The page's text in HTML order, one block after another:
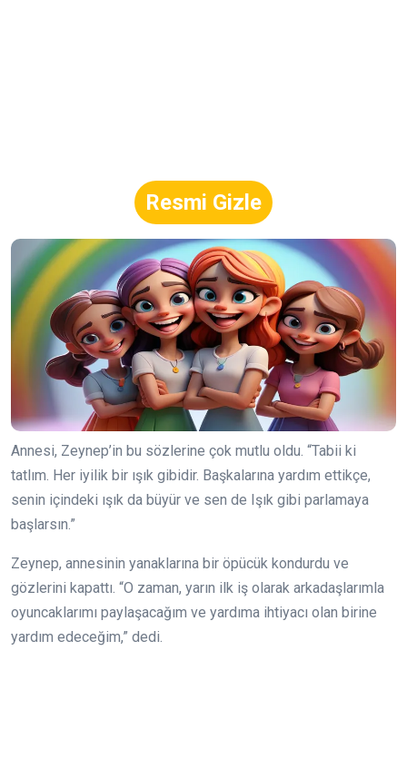
Resmi Gizle
Annesi, Zeynep’in bu sözlerine çok mutlu oldu. “Tabii ki
tatlım. Her iyilik bir ışık gibidir. Başkalarına yardım ettikçe,
senin içindeki ışık da büyür ve sen de Işık gibi parlamaya
başlarsın.”
Zeynep, annesinin yanaklarına bir öpücük kondurdu ve
gözlerini kapattı. “O zaman, yarın ilk iş olarak arkadaşlarımla
oyuncaklarımı paylaşacağım ve yardıma ihtiyacı olan birine
yardım edeceğim,” dedi.